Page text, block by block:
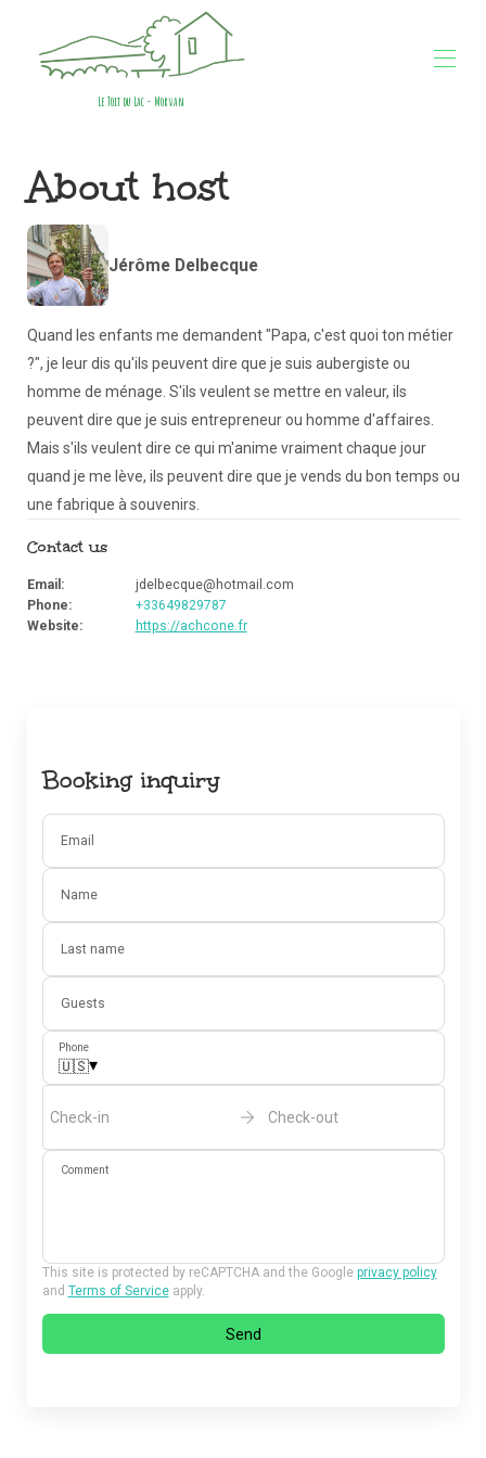
Le Toit du Lac - Morvan
Overview
Gallery
Map
About host
Jérôme Delbecque
Quand les enfants me demandent "Papa, c'est quoi ton métier
?", je leur dis qu'ils peuvent dire que je suis aubergiste ou
homme de ménage. S'ils veulent se mettre en valeur, ils
peuvent dire que je suis entrepreneur ou homme d'affaires.
Mais s'ils veulent dire ce qui m'anime vraiment chaque jour
quand je me lève, ils peuvent dire que je vends du bon temps ou
une fabrique à souvenirs.
Contact us
Email :
jdelbecque@hotmail.com
Phone:
+33649829787
Website: https://achcone.fr
Booking inquiry
Email
Name
Last name
Guests
Phone
🇺🇸▾
Check-in Check-out
Comment
This site is protected by reCAPTCHA and the Google privacy policy
and Terms of Serviceapply.
Send